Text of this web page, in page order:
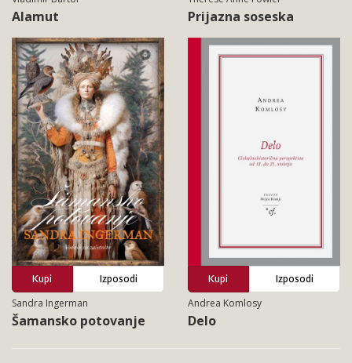
Alamut Prijazna soseska
Kupi
Izposodi
Sandra Ingerman
Šamansko potovanje
Kupi
Izposodi
Andrea Komlosy
Delo